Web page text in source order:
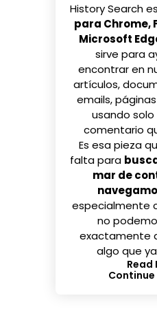
History Search
para Chrome,
Microsoft
sirve para
encontrar en
artículos,
emails,
usando
comentario
Es esa pieza
falta para
mar de
especialmente
no
exactamente
algo que
Read
Continue